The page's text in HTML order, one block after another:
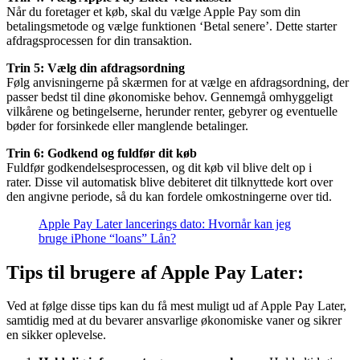
Når du foretager et køb, skal du vælge Apple Pay som din
betalingsmetode og vælge funktionen ‘Betal senere’. Dette starter
afdragsprocessen for din transaktion.
Trin 5: Vælg din afdragsordning
Følg anvisningerne på skærmen for at vælge en afdragsordning, der
passer bedst til dine økonomiske behov. Gennemgå omhyggeligt
vilkårene og betingelserne, herunder renter, gebyrer og eventuelle
bøder for forsinkede eller manglende betalinger.
Trin 6: Godkend og fuldfør dit køb
Fuldfør godkendelsesprocessen, og dit køb vil blive delt op i
rater. Disse vil automatisk blive debiteret dit tilknyttede kort over
den angivne periode, så du kan fordele omkostningerne over tid.
Apple Pay Later lancerings dato: Hvornår kan jeg
bruge iPhone “loans” Lån?
Tips til brugere af Apple Pay Later:
Ved at følge disse tips kan du få mest muligt ud af Apple Pay Later,
samtidig med at du bevarer ansvarlige økonomiske vaner og sikrer
en sikker oplevelse.